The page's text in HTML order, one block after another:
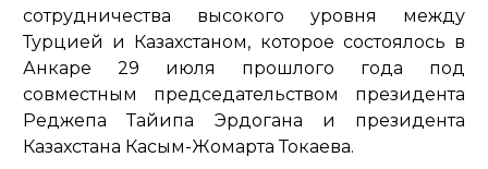
сотрудничества высокого уровня между
Турцией и Казахстаном, которое состоялось в
Анкаре 29 июля прошлого года под
совместным председательством президента
Реджепа Тайипа Эрдогана и президента
Казахстана Касым-Жомарта Токаева.